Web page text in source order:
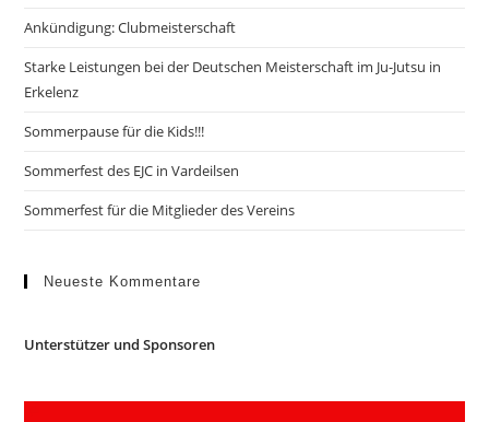
Ankündigung: Clubmeisterschaft
Starke Leistungen bei der Deutschen Meisterschaft im Ju-Jutsu in
Erkelenz
Sommerpause für die Kids!!!
Sommerfest des EJC in Vardeilsen
Sommerfest für die Mitglieder des Vereins
Neueste Kommentare
Unterstützer und Sponsoren